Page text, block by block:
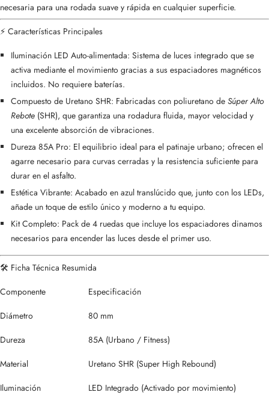
necesaria para una rodada suave y rápida en cualquier superficie.
⚡ Características Principales
Iluminación LED Auto-alimentada: Sistema de luces integrado que se
activa mediante el movimiento gracias a sus espaciadores magnéticos
incluidos. No requiere baterías.
Compuesto de Uretano SHR: Fabricadas con poliuretano de Súper Alto
Rebote(SHR), que garantiza una rodadura fluida, mayor velocidad y
una excelente absorción de vibraciones.
Dureza 85A Pro: El equilibrio ideal para el patinaje urbano; ofrecen el
agarre necesario para curvas cerradas y la resistencia suficiente para
durar en el asfalto.
Estética Vibrante: Acabado en azul translúcido que, junto con los LEDs,
añade un toque de estilo único y moderno a tu equipo.
Kit Completo: Pack de 4 ruedas que incluye los espaciadores dinamos
necesarios para encender las luces desde el primer uso.
🛠️ Ficha Técnica Resumida
Componente
Especificación
Diámetro
80 mm
Dureza
85A (Urbano / Fitness)
Material
Uretano SHR (Super High Rebound)
Iluminación
LED Integrado (Activado por movimiento)